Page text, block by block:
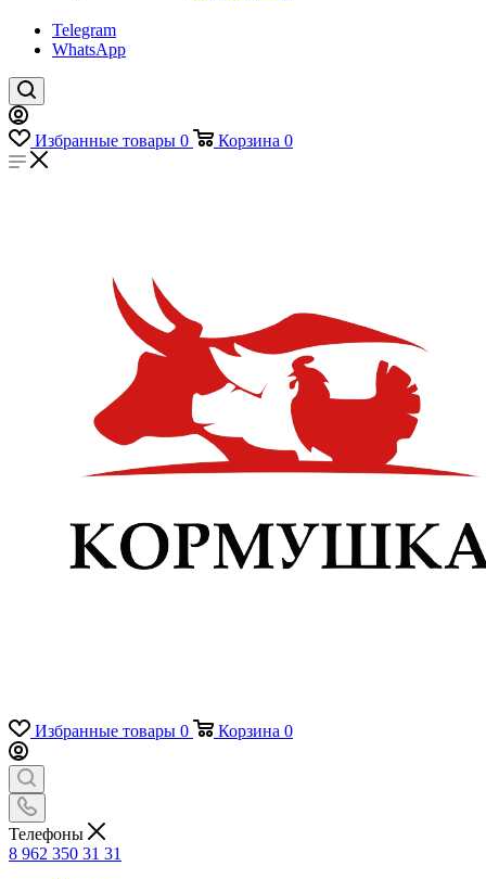
Telegram
WhatsApp
Избранные товары 0 Корзина 0
Избранные товары 0 Корзина 0
Телефоны
8 962 350 31 31